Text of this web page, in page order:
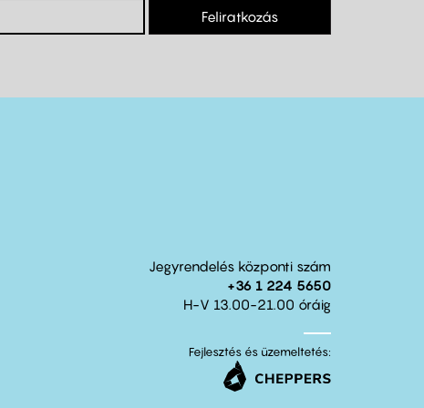
Feliratkozás
Jegyrendelés központi szám
+36 1 224 5650
H-V 13.00-21.00 óráig
Fejlesztés és üzemeltetés: